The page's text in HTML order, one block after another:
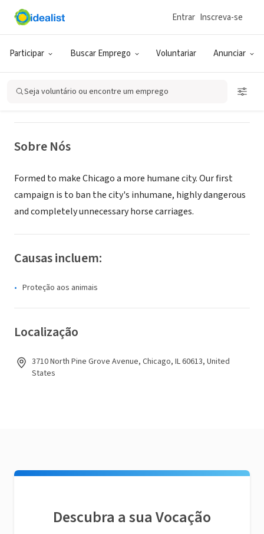
Participar Buscar Emprego Voluntariar Anunciar
Entrar Inscreva-se
Seja voluntário ou encontre um emprego
ONG (SETOR SOCIAL)
Chicago Alliance for Animals (CAA)
Sobre Nós
Formed to make Chicago a more humane city. Our first
campaign is to ban the city's inhumane, highly dangerous
and completely unnecessary horse carriages.
Causas incluem:
Proteção aos animais
Localização
3710 North Pine Grove Avenue, Chicago, IL 60613, United
States
Descubra a sua Vocação